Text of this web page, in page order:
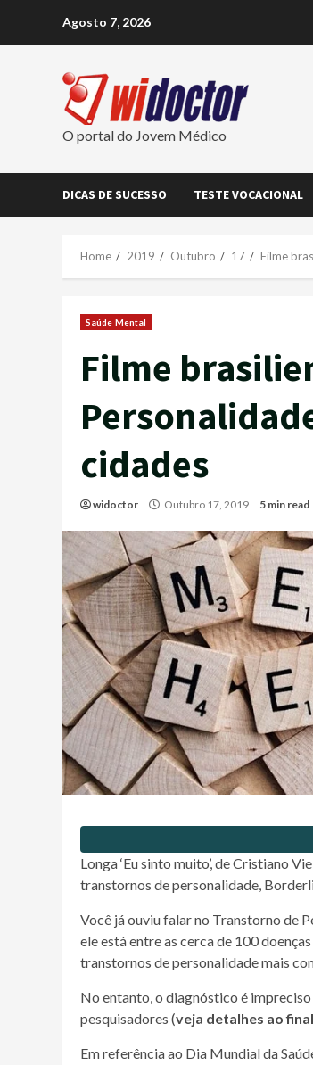
Agosto 7, 2026
O portal do Jovem Médico
DICAS DE SUCESSO TESTE VOCACIONAL
Home 2019 Outubro 17 Filme
Saúde Mental
Filme
cidades
widoctor Outubro 17, 2019 5 min read
Longa ‘Eu sinto muito’, de Cristiano
transtornos de personalidade,
Você já ouviu falar no Transtorno de
ele está entre as cerca de 100
transtornos de personalidade mais
No entanto, o diagnóstico é
pesquisadores (veja detalhes ao
Em referência ao Dia Mundial da